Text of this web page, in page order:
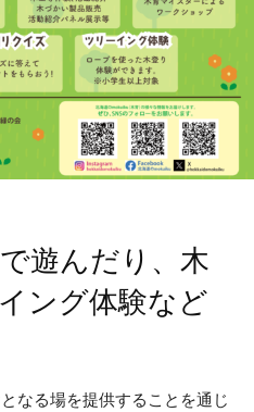
遊んだり、木
ング体験など
なる場を提供することを通じ